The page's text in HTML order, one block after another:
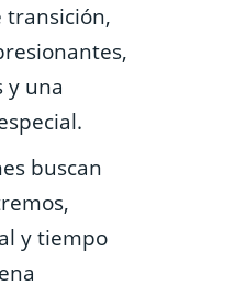
transición,
y una
buscan
y tiempo